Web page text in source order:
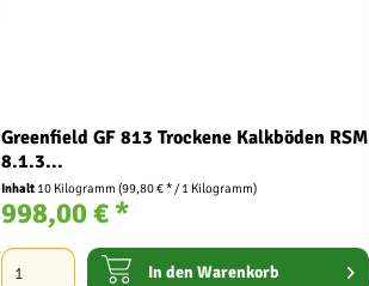
Greenfield GF 813 Trockene Kalkböden RSM
8.1.3...
Inhalt 10 Kilogramm(99,80 € * / 1 Kilogramm)
998,00 € *
In den Warenkorb